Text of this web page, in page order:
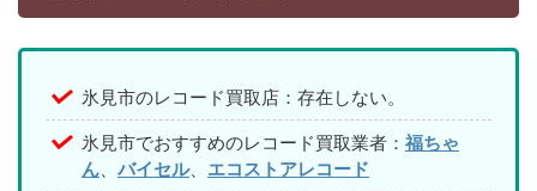
氷見市のレコード買取店：存在しない。
氷見市でおすすめのレコード買取業者： 福ちゃ
ん
バイセル、 エコストアレコード